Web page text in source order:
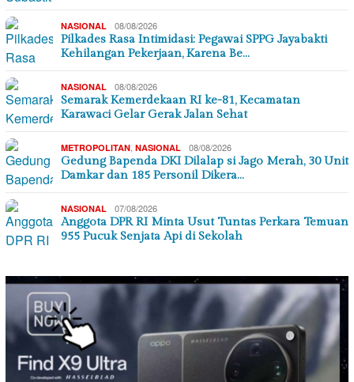
NASIONAL 08/08/2026
Pilkades Rasa Intimidasi: Pegawai SPPG Jayabakti
Kehilangan Pekerjaan, Karena Be…
NASIONAL 08/08/2026
Semarak Kemerdekaan RI ke-81, Kecamatan
Karawaci Gelar Gerak Jalan Sehat
METROPOLITAN NASIONAL 08/08/2026
Gedung Bapenda DKI Dilalap si Jago Merah, 30 Unit
Damkar dan 185 Personil Dikera…
NASIONAL 07/08/2026
Anggota DPR RI Minta Usut Tuntas Perkara Temuan
955 Pucuk Senjata Api di Sekolah